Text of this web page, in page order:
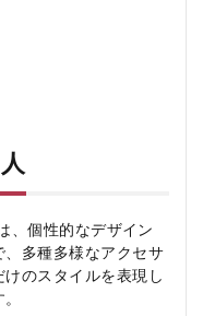
、個性的なデザイン
多種多様なアクセサ
のスタイルを表現し